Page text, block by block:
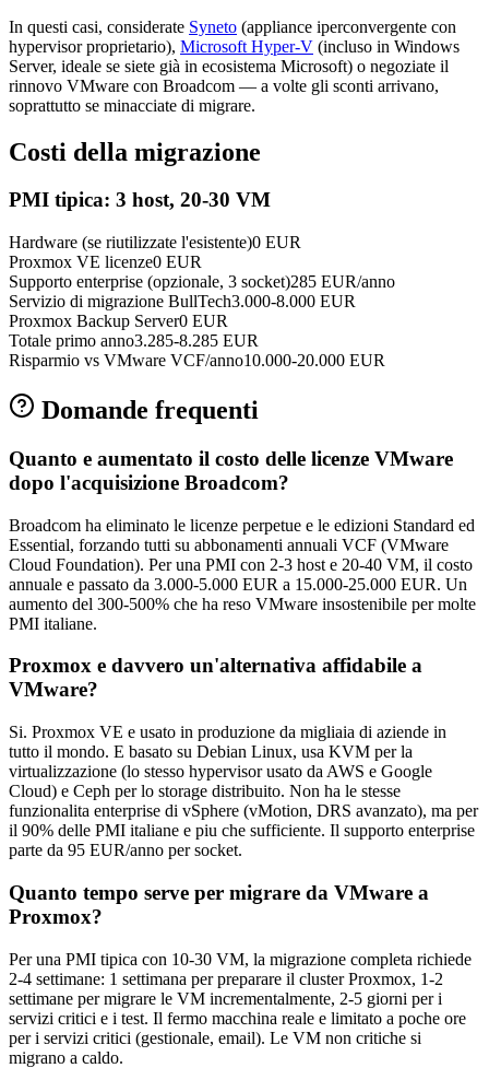
In questi casi, considerate Syneto (appliance iperconvergente con
hypervisor proprietario), Microsoft Hyper-V (incluso in Windows
Server, ideale se siete già in ecosistema Microsoft) o negoziate il
rinnovo VMware con Broadcom — a volte gli sconti arrivano,
soprattutto se minacciate di migrare.
Costi della migrazione
PMI tipica: 3 host, 20-30 VM
Hardware (se riutilizzate l'esistente)0 EUR
Proxmox VE licenze0 EUR
Supporto enterprise (opzionale, 3 socket)285 EUR/anno
Servizio di migrazione BullTech3.000-8.000 EUR
Proxmox Backup Server0 EUR
Totale primo anno3.285-8.285 EUR
Risparmio vs VMware VCF/anno10.000-20.000 EUR
Domande frequenti
Quanto e aumentato il costo delle licenze VMware
dopo l'acquisizione Broadcom?
Broadcom ha eliminato le licenze perpetue e le edizioni Standard ed
Essential, forzando tutti su abbonamenti annuali VCF (VMware
Cloud Foundation). Per una PMI con 2-3 host e 20-40 VM, il costo
annuale e passato da 3.000-5.000 EUR a 15.000-25.000 EUR. Un
aumento del 300-500% che ha reso VMware insostenibile per molte
PMI italiane.
Proxmox e davvero un'alternativa affidabile a
VMware?
Si. Proxmox VE e usato in produzione da migliaia di aziende in
tutto il mondo. E basato su Debian Linux, usa KVM per la
virtualizzazione (lo stesso hypervisor usato da AWS e Google
Cloud) e Ceph per lo storage distribuito. Non ha le stesse
funzionalita enterprise di vSphere (vMotion, DRS avanzato), ma per
il 90% delle PMI italiane e piu che sufficiente. Il supporto enterprise
parte da 95 EUR/anno per socket.
Quanto tempo serve per migrare da VMware a
Proxmox?
Per una PMI tipica con 10-30 VM, la migrazione completa richiede
2-4 settimane: 1 settimana per preparare il cluster Proxmox, 1-2
settimane per migrare le VM incrementalmente, 2-5 giorni per i
servizi critici e i test. Il fermo macchina reale e limitato a poche ore
per i servizi critici (gestionale, email). Le VM non critiche si
migrano a caldo.